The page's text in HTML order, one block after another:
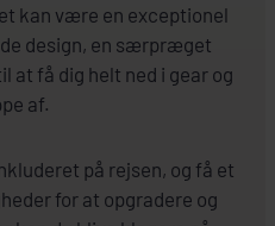
kan være en exceptionel
design, en særpræget
at få dig helt ned i gear og
af.
på rejsen, og få et
for at opgradere og